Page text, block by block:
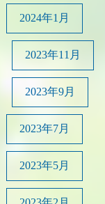
2024年1月
2023年11月
2023年9月
2023年7月
2023年5月